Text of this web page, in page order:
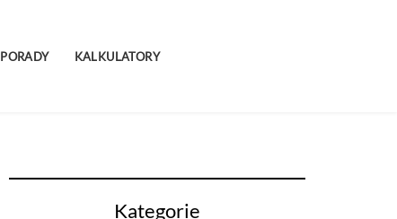
PORADY KALKULATORY
Kategorie